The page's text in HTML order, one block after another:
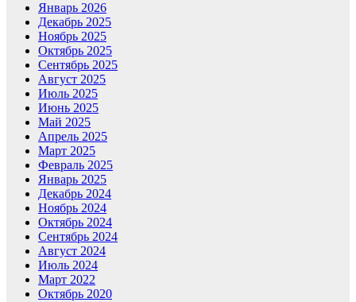
Январь 2026
Декабрь 2025
Ноябрь 2025
Октябрь 2025
Сентябрь 2025
Август 2025
Июль 2025
Июнь 2025
Май 2025
Апрель 2025
Март 2025
Февраль 2025
Январь 2025
Декабрь 2024
Ноябрь 2024
Октябрь 2024
Сентябрь 2024
Август 2024
Июль 2024
Март 2022
Октябрь 2020